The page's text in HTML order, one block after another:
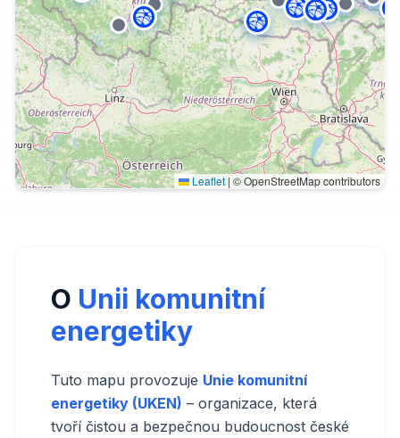
Leaflet | © OpenStreetMap contributors
O Unii komunitní
energetiky
Tuto mapu provozuje Unie komunitní
energetiky (UKEN) – organizace, která
tvoří čistou a bezpečnou budoucnost české